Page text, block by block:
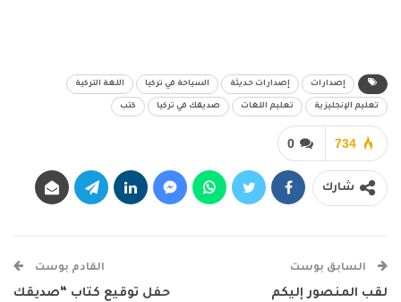
إصدارات إصدارات حديثة السياحة في تركيا اللغة التركية
تعليم الإنجليزية تعليم اللغات صديقك في تركيا كتب
0 734
شارك
السابق بوست
لقب المنصور إليكم
القادم بوست
حفل توقيع كتاب “صديقك